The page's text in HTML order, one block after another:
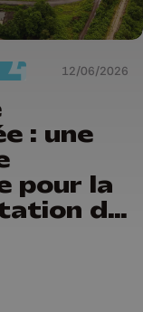
12/06/2026
: une
pour la
du